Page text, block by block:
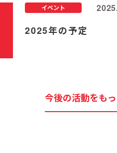
2025年の予定
イベント
今後の活動をも